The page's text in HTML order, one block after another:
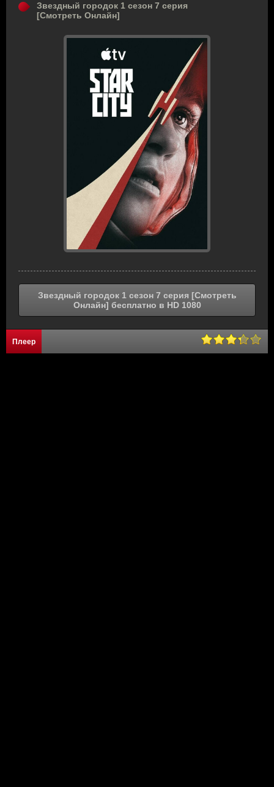
Звездный городок 1 сезон 7 серия
[Смотреть Онлайн]
Звездный городок 1 сезон 7 серия [Смотреть
Онлайн] бесплатно в HD 1080
Плеер